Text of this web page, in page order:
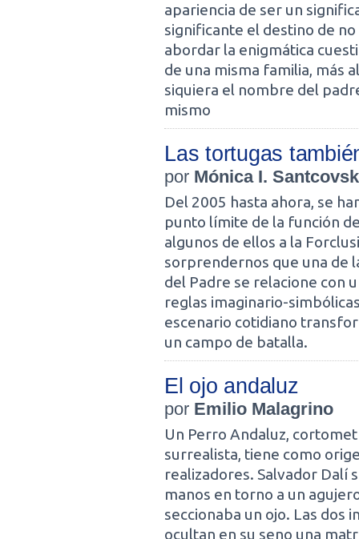
apariencia de ser un
significante el destino de
abordar la enigmática
de una misma familia, más
siquiera el nombre del
mismo
Las tortugas
por Mónica I.
Del 2005 hasta ahora, se
punto límite de la función
algunos de ellos a la
sorprendernos que una de
del Padre se relacione con
reglas imaginario-
escenario cotidiano
un campo de batalla.
El ojo andaluz
por Emilio Malagrino
Un Perro Andaluz,
surrealista, tiene como
realizadores. Salvador Dalí
manos en torno a un
seccionaba un ojo. Las dos
ocultan en su seno una